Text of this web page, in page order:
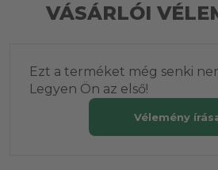
VÁSÁRLÓI
Ezt a terméket még senki
Legyen Ön az első!
Vélemény